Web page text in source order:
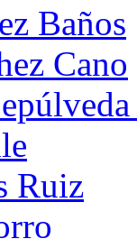
Baños
Cano
Ruiz